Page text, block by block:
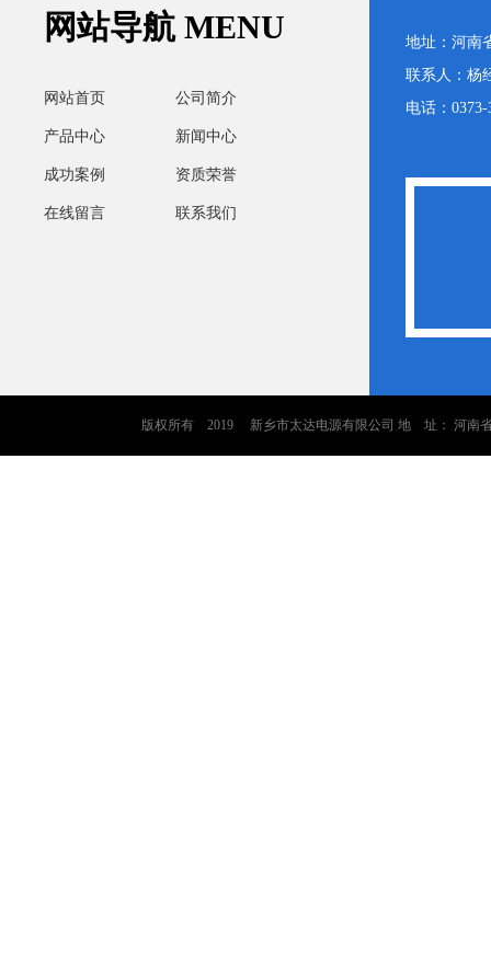
地址：河南
联系人：
电话：
网站导航 MENU
网站首页 公司简介
产品中心 新闻中心
成功案例 资质荣誉
在线留言 联系我们
版权所有 2019 新乡市太达电源有限公司 地 址： 河南省